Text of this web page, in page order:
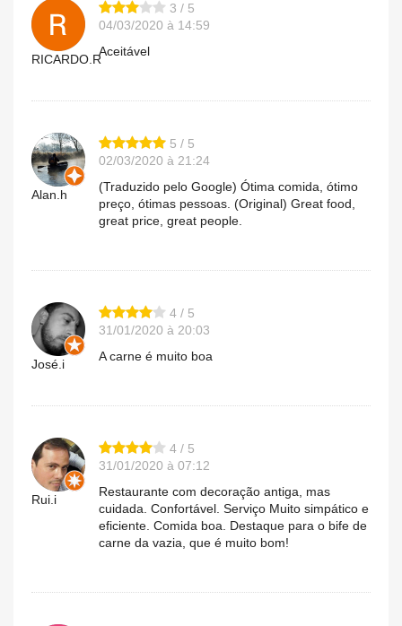
RICARDO.R
3 / 5
04/03/2020 à 14:59
Aceitável
Alan.h
5 / 5
02/03/2020 à 21:24
(Traduzido pelo Google) Ótima comida, ótimo
preço, ótimas pessoas. (Original) Great food,
great price, great people.
José.i
4 / 5
31/01/2020 à 20:03
A carne é muito boa
Rui.i
4 / 5
31/01/2020 à 07:12
Restaurante com decoração antiga, mas
cuidada. Confortável. Serviço Muito simpático e
eficiente. Comida boa. Destaque para o bife de
carne da vazia, que é muito bom!